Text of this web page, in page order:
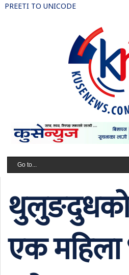
PREETI TO UNICODE
एक महिला